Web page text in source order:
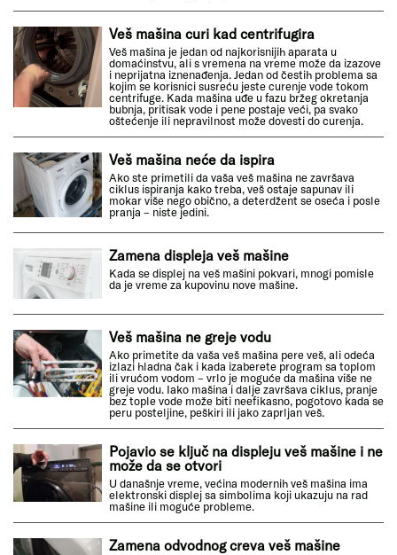
Veš mašina curi kad centrifugira
Veš mašina je jedan od najkorisnijih aparata u
domaćinstvu, ali s vremena na vreme može da izazove
i neprijatna iznenađenja. Jedan od čestih problema sa
kojim se korisnici susreću jeste curenje vode tokom
centrifuge. Kada mašina uđe u fazu bržeg okretanja
bubnja, pritisak vode i pene postaje veći, pa svako
oštećenje ili nepravilnost može dovesti do curenja.
Veš mašina neće da ispira
Ako ste primetili da vaša veš mašina ne završava
ciklus ispiranja kako treba, veš ostaje sapunav ili
mokar više nego obično, a deterdžent se oseća i posle
pranja – niste jedini.
Zamena displeja veš mašine
Kada se displej na veš mašini pokvari, mnogi pomisle
da je vreme za kupovinu nove mašine.
Veš mašina ne greje vodu
Ako primetite da vaša veš mašina pere veš, ali odeća
izlazi hladna čak i kada izaberete program sa toplom
ili vrućom vodom – vrlo je moguće da mašina više ne
greje vodu. Iako mašina i dalje završava ciklus, pranje
bez tople vode može biti neefikasno, pogotovo kada se
peru posteljine, peškiri ili jako zaprljan veš.
Pojavio se ključ na displeju veš mašine i ne
može da se otvori
U današnje vreme, većina modernih veš mašina ima
elektronski displej sa simbolima koji ukazuju na rad
mašine ili moguće probleme.
Zamena odvodnog creva veš mašine